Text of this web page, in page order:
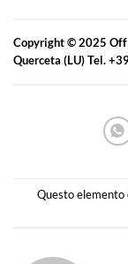
Copyright © 2025
Querceta (LU) Tel.
Questo